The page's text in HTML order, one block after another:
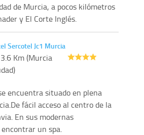
de Murcia, a pocos kilómetros
y El Corte Inglés.
Sercotel Jc1 Murcia
Km (Murcia
encuentra situado en plena
fácil acceso al centro de la
En sus modernas
un spa.